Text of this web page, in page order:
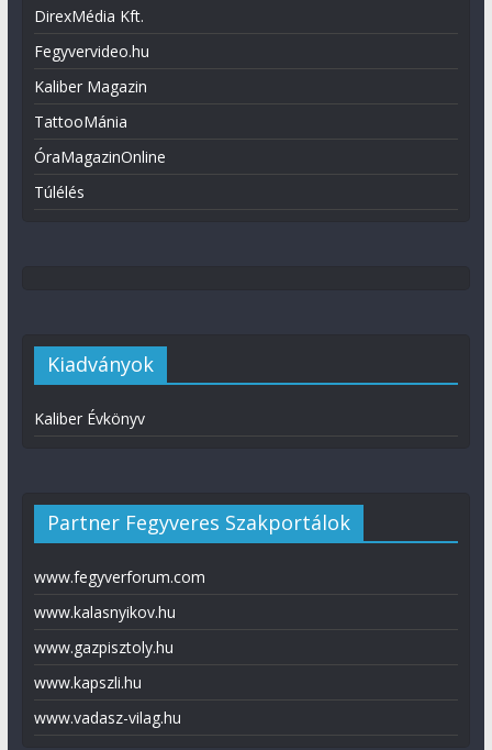
DirexMédia Kft.
Fegyvervideo.hu
Kaliber Magazin
TattooMánia
ÓraMagazinOnline
Túlélés
Kiadványok
Kaliber Évkönyv
Partner Fegyveres Szakportálok
www.fegyverforum.com
www.kalasnyikov.hu
www.gazpisztoly.hu
www.kapszli.hu
www.vadasz-vilag.hu